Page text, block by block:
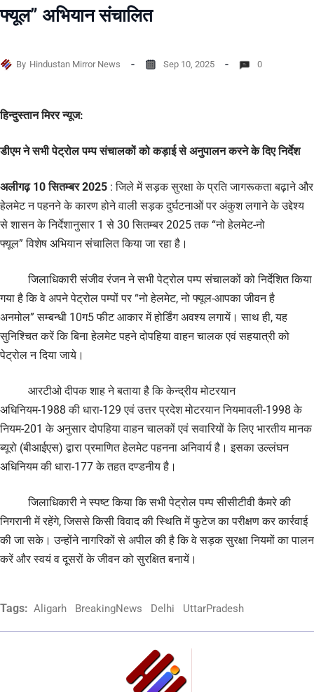
फ्यूल” अभियान संचालित
By Hindustan Mirror News Sep 10, 2025 0
हिन्दुस्तान मिरर न्यूज:
डीएम ने सभी पेट्रोल पम्प संचालकों को कड़ाई से अनुपालन करने के दिए निर्देश
अलीगढ़ 10 सितम्बर 2025 : जिले में सड़क सुरक्षा के प्रति जागरूकता बढ़ाने और
हेलमेट न पहनने के कारण होने वाली सड़क दुर्घटनाओं पर अंकुश लगाने के उद्देश्य
से शासन के निर्देशानुसार 1 से 30 सितम्बर 2025 तक “नो हेलमेट-नो
फ्यूल” विशेष अभियान संचालित किया जा रहा है।
जिलाधिकारी संजीव रंजन ने सभी पेट्रोल पम्प संचालकों को निर्देशित किया
गया है कि वे अपने पेट्रोल पम्पों पर “नो हेलमेट, नो फ्यूल-आपका जीवन है
अनमोल” सम्बन्धी 10ग5 फीट आकार में होर्डिंग अवश्य लगायें। साथ ही, यह
सुनिश्चित करें कि बिना हेलमेट पहने दोपहिया वाहन चालक एवं सहयात्री को
पेट्रोल न दिया जाये।
आरटीओ दीपक शाह ने बताया है कि केन्द्रीय मोटरयान
अधिनियम-1988 की धारा-129 एवं उत्तर प्रदेश मोटरयान नियमावली-1998 के
नियम-201 के अनुसार दोपहिया वाहन चालकों एवं सवारियों के लिए भारतीय मानक
ब्यूरो (बीआईएस) द्वारा प्रमाणित हेलमेट पहनना अनिवार्य है। इसका उल्लंघन
अधिनियम की धारा-177 के तहत दण्डनीय है।
जिलाधिकारी ने स्पष्ट किया कि सभी पेट्रोल पम्प सीसीटीवी कैमरे की
निगरानी में रहेंगे, जिससे किसी विवाद की स्थिति में फुटेज का परीक्षण कर कार्रवाई
की जा सके। उन्होंने नागरिकों से अपील की है कि वे सड़क सुरक्षा नियमों का पालन
करें और स्वयं व दूसरों के जीवन को सुरक्षित बनायें।
Tags: Aligarh BreakingNews Delhi UttarPradesh